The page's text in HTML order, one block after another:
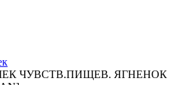
ЧУВСТВ.ПИЩЕВ. ЯГНЕНОК